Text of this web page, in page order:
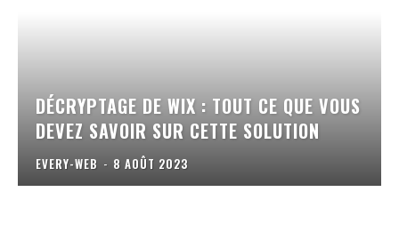
DÉCRYPTAGE DE WIX : TOUT CE QUE VOUS
DEVEZ SAVOIR SUR CETTE SOLUTION
EVERY-WEB - 8 AOÛT 2023